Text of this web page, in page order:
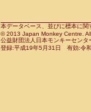
Cercopithecidae
Cebidae
Cebidae
Cebidae
本データベース、並びに標本に
© 2013 Japan Monkey Centre.
公益財団法人日本モンキーセン
登録:平成19年5月31日 有効:令